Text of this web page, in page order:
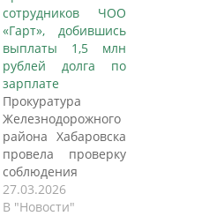
сотрудников ЧОО
«Гарт», добившись
выплаты 1,5 млн
рублей долга по
зарплате
Прокуратура
Железнодорожного
района Хабаровска
провела проверку
соблюдения
трудового
законодательства в
27.03.2026
В "Новости"